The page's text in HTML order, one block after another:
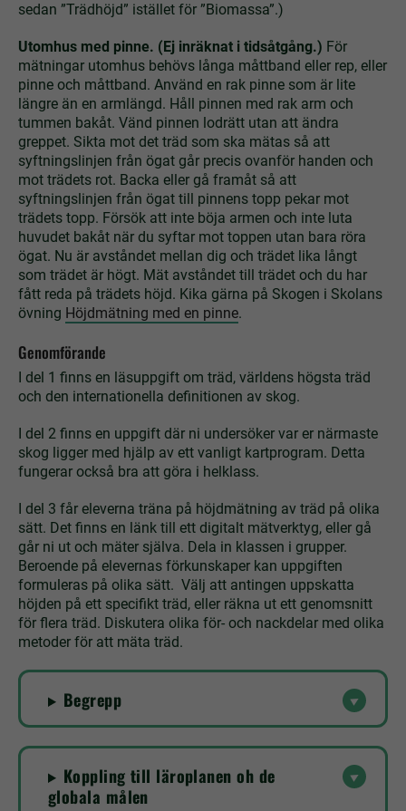
sedan ”Trädhöjd” istället för ”Biomassa”.)
Utomhus med pinne. (Ej inräknat i tidsåtgång.) För
mätningar utomhus behövs långa måttband eller rep, eller
pinne och måttband. Använd en rak pinne som är lite
längre än en armlängd. Håll pinnen med rak arm och
tummen bakåt. Vänd pinnen lodrätt utan att ändra
greppet. Sikta mot det träd som ska mätas så att
syftningslinjen från ögat går precis ovanför handen och
mot trädets rot. Backa eller gå framåt så att
syftningslinjen från ögat till pinnens topp pekar mot
trädets topp. Försök att inte böja armen och inte luta
huvudet bakåt när du syftar mot toppen utan bara röra
ögat. Nu är avståndet mellan dig och trädet lika långt
som trädet är högt. Mät avståndet till trädet och du har
fått reda på trädets höjd. Kika gärna på Skogen i Skolans
övning Höjdmätning med en pinne.
Genomförande
I del 1 finns en läsuppgift om träd, världens högsta träd
och den internationella definitionen av skog.
I del 2 finns en uppgift där ni undersöker var er närmaste
skog ligger med hjälp av ett vanligt kartprogram. Detta
fungerar också bra att göra i helklass.
I del 3 får eleverna träna på höjdmätning av träd på olika
sätt. Det finns en länk till ett digitalt mätverktyg, eller gå
går ni ut och mäter själva. Dela in klassen i grupper.
Beroende på elevernas förkunskaper kan uppgiften
formuleras på olika sätt. Välj att antingen uppskatta
höjden på ett specifikt träd, eller räkna ut ett genomsnitt
för flera träd. Diskutera olika för- och nackdelar med olika
metoder för att mäta träd.
Begrepp
Koppling till läroplanen oh de
globala målen